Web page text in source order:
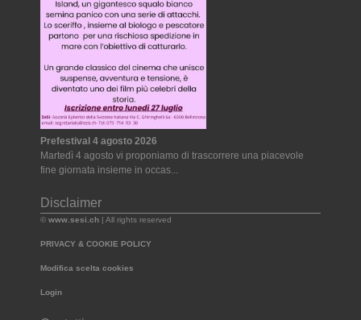
Prefestival 4 agosto 2026
Martedì 4 agosto vi proponiamo di trascorrere una piacevole
fine giornata insieme in occas...
Disclaimer
© www.sesi.ch | All rights reserved
PRIVACY & COOKIE POLICY
Modifica scelta cookies
Login